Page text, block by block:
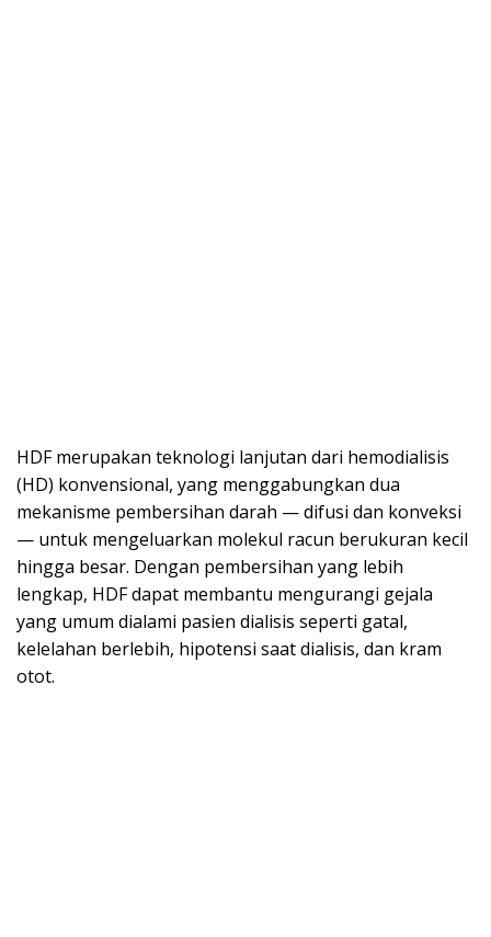
HDF merupakan teknologi lanjutan dari hemodialisis
(HD) konvensional, yang menggabungkan dua
mekanisme pembersihan darah — difusi dan konveksi
— untuk mengeluarkan molekul racun berukuran kecil
hingga besar. Dengan pembersihan yang lebih
lengkap, HDF dapat membantu mengurangi gejala
yang umum dialami pasien dialisis seperti gatal,
kelelahan berlebih, hipotensi saat dialisis, dan kram
otot.